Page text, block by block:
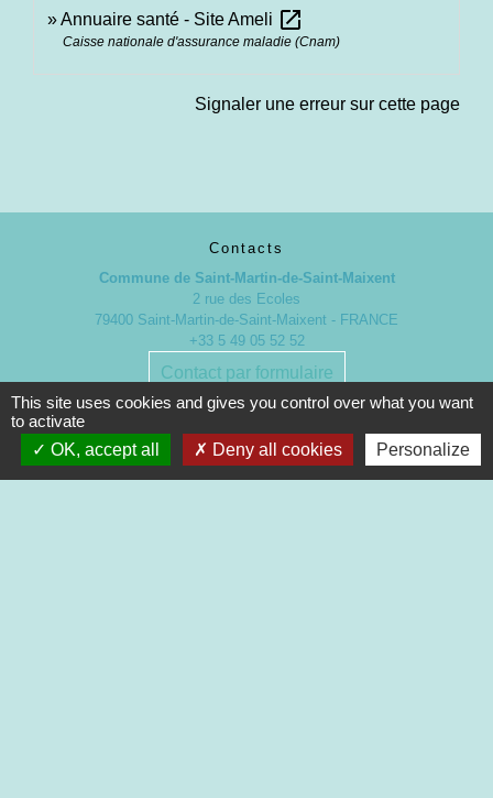
Annuaire santé - Site Ameli open_in_new
Caisse nationale d'assurance maladie (Cnam)
Signaler une erreur sur cette page
Contacts
Commune de Saint-Martin-de-Saint-Maixent
2 rue des Ecoles
79400 Saint-Martin-de-Saint-Maixent - FRANCE
+33 5 49 05 52 52
Contact par formulaire
Nouveaux horaires d’ouverture de la Mairie.
À compter du 19 septembre 2022
This site uses cookies and gives you control over what you want
to activate
OK, accept all
Deny all cookies Personalize